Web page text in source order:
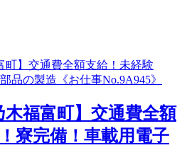
木福富町】交通費全額
寮完備！車載用電子